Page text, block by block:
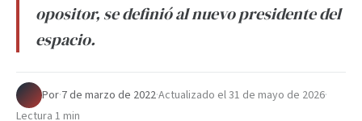
opositor, se definió al nuevo presidente del
espacio.
Por·7 de marzo de 2022·Actualizado el31 de mayo de 2026·
Lectura 1 min